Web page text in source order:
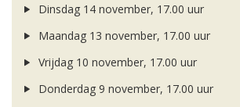
Dinsdag 14 november, 17.00 uur
Maandag 13 november, 17.00 uur
Vrijdag 10 november, 17.00 uur
Donderdag 9 november, 17.00 uur